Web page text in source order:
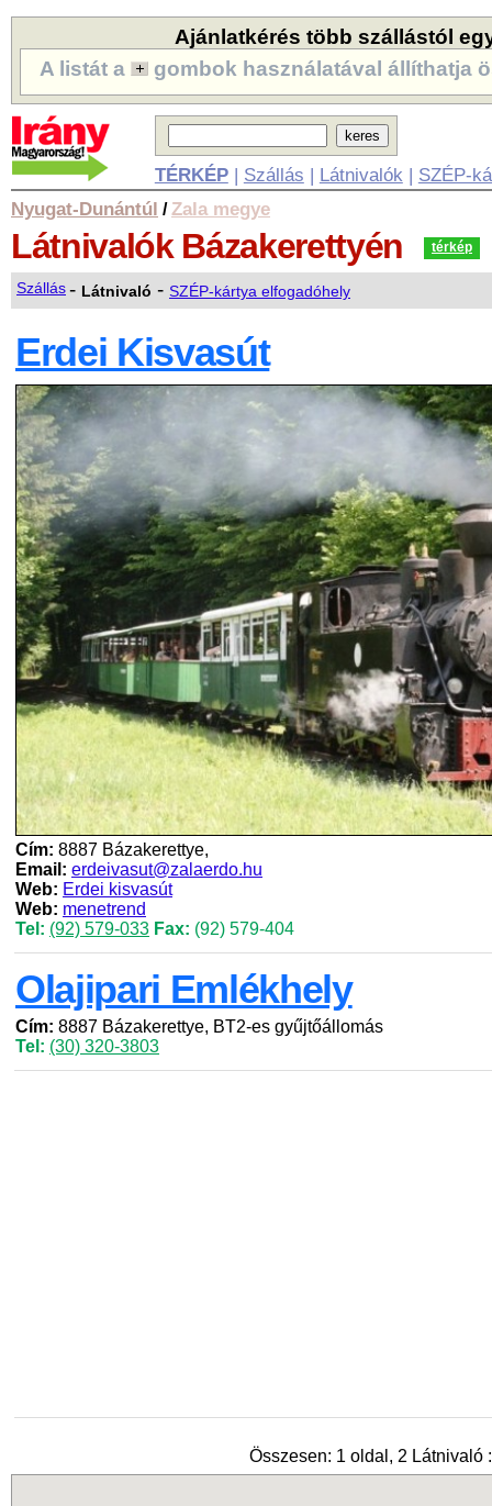
Ajánlatkérés több szállástól
A listát a
gombok használatával állíthatja
TÉRKÉP| Szállás | Látnivalók | SZÉP-
Nyugat-Dunántúl /Zala megye
Látnivalók Bázakerettyén térkép
Szállás- Látnivaló - SZÉP-kártya elfogadóhely
Erdei Kisvasút
Cím: 8887 Bázakerettye,
Email: erdeivasut@zalaerdo.hu
Web: Erdei kisvasút
Web: menetrend
Tel: (92) 579-033 Fax: (92) 579-404
Olajipari Emlékhely
Cím: 8887 Bázakerettye, BT2-es gyűjtőállomás
Tel: (30) 320-3803
Összesen: 1 oldal, 2 Látnivaló :